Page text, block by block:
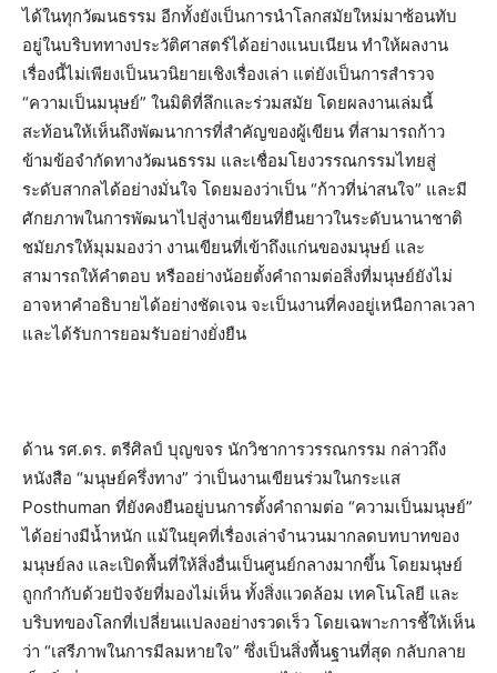
ได้ในทุกวัฒนธรรม อีกทั้งยังเป็นการนำโลกสมัยใหม่มาซ้อนทับ
อยู่ในบริบททางประวัติศาสตร์ได้อย่างแนบเนียน ทำให้ผลงาน
เรื่องนี้ไม่เพียงเป็นนวนิยายเชิงเรื่องเล่า แต่ยังเป็นการสำรวจ
“ความเป็นมนุษย์” ในมิติที่ลึกและร่วมสมัย โดยผลงานเล่มนี้
สะท้อนให้เห็นถึงพัฒนาการที่สำคัญของผู้เขียน ที่สามารถก้าว
ข้ามข้อจำกัดทางวัฒนธรรม และเชื่อมโยงวรรณกรรมไทยสู่
ระดับสากลได้อย่างมั่นใจ โดยมองว่าเป็น “ก้าวที่น่าสนใจ” และมี
ศักยภาพในการพัฒนาไปสู่งานเขียนที่ยืนยาวในระดับนานาชาติ
ชมัยภรให้มุมมองว่า งานเขียนที่เข้าถึงแก่นของมนุษย์ และ
สามารถให้คำตอบ หรืออย่างน้อยตั้งคำถามต่อสิ่งที่มนุษย์ยังไม่
อาจหาคำอธิบายได้อย่างชัดเจน จะเป็นงานที่คงอยู่เหนือกาลเวลา
และได้รับการยอมรับอย่างยั่งยืน
ด้าน รศ.ดร. ตรีศิลป์ บุญขจร นักวิชาการวรรณกรรม กล่าวถึง
หนังสือ “มนุษย์ครึ่งทาง” ว่าเป็นงานเขียนร่วมในกระแส
Posthuman ที่ยังคงยืนอยู่บนการตั้งคำถามต่อ “ความเป็นมนุษย์”
ได้อย่างมีน้ำหนัก แม้ในยุคที่เรื่องเล่าจำนวนมากลดบทบาทของ
มนุษย์ลง และเปิดพื้นที่ให้สิ่งอื่นเป็นศูนย์กลางมากขึ้น โดยมนุษย์
ถูกกำกับด้วยปัจจัยที่มองไม่เห็น ทั้งสิ่งแวดล้อม เทคโนโลยี และ
บริบทของโลกที่เปลี่ยนแปลงอย่างรวดเร็ว โดยเฉพาะการชี้ให้เห็น
ว่า “เสรีภาพในการมีลมหายใจ” ซึ่งเป็นสิ่งพื้นฐานที่สุด กลับกลาย